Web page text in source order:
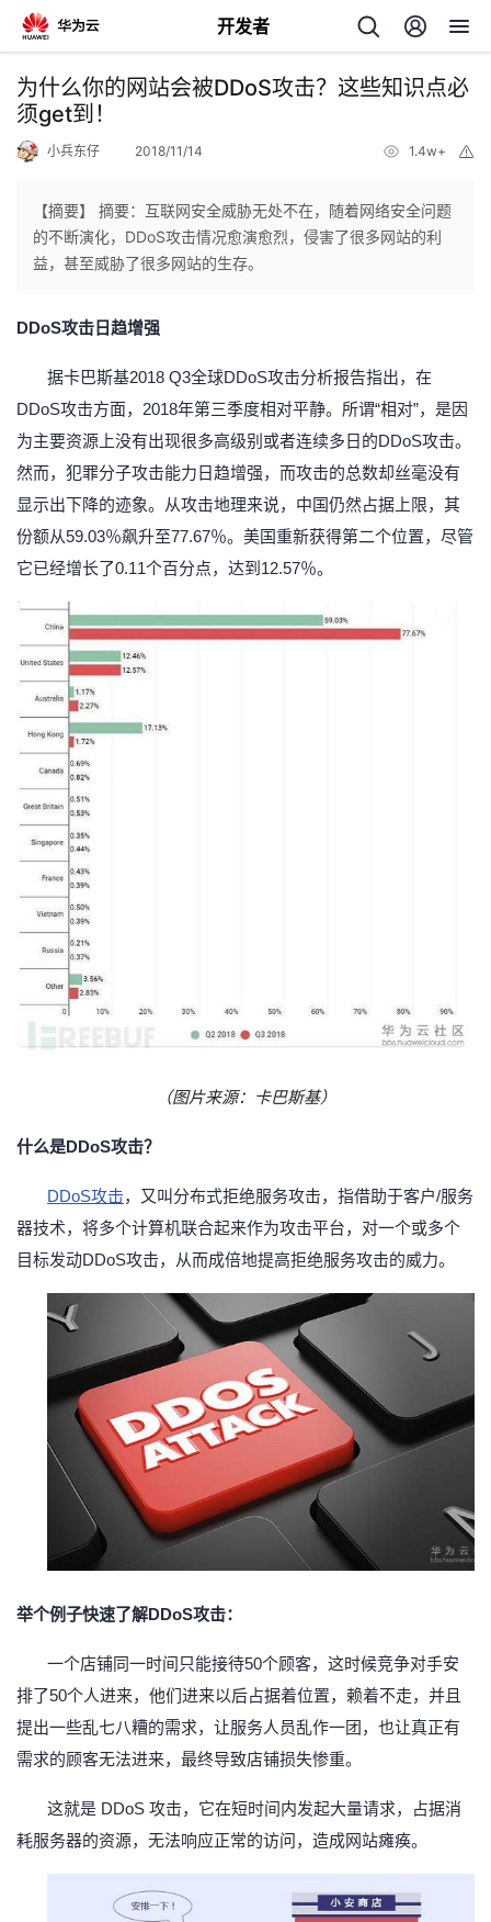
开发者
返
回
个
人
发
者
的
客
我
论
坛
的
圈
子
我
的
直
播
我
的
活
动
我
的
关
注
我
的
开
堂
的
课
我
的
我
我
的
我
我
的
技
术
我
的
云
为什么你的网站会被DDoS攻击？这些知识点必
须get到！
小兵东仔 2018/11/14 1.4w+
【摘要】 摘要：互联网安全威胁无处不在，随着网络安全问题
的不断演化，DDoS攻击情况愈演愈烈，侵害了很多网站的利
益，甚至威胁了很多网站的生存。
DDoS攻击日趋增强
据卡巴斯基2018 Q3全球DDoS攻击分析报告指出，在
DDoS攻击方面，2018年第三季度相对平静。所谓“相对”，是因
为主要资源上没有出现很多高级别或者连续多日的DDoS攻击。
然而，犯罪分子攻击能力日趋增强，而攻击的总数却丝毫没有
显示出下降的迹象。从攻击地理来说，中国仍然占据上限，其
份额从59.03％飙升至77.67％。美国重新获得第二个位置，尽管
它已经增长了0.11个百分点，达到12.57％。
（图片来源：卡巴斯基）
什么是DDoS攻击？
DDoS攻击，又叫分布式拒绝服务攻击，指借助于客户/服务
器技术，将多个计算机联合起来作为攻击平台，对一个或多个
目标发动DDoS攻击，从而成倍地提高拒绝服务攻击的威力。
举个例子快速了解DDoS攻击：
一个店铺同一时间只能接待50个顾客，这时候竞争对手安
排了50个人进来，他们进来以后占据着位置，赖着不走，并且
提出一些乱七八糟的需求，让服务人员乱作一团，也让真正有
需求的顾客无法进来，最终导致店铺损失惨重。
这就是 DDoS 攻击，它在短时间内发起大量请求，占据消
耗服务器的资源，无法响应正常的访问，造成网站瘫痪。